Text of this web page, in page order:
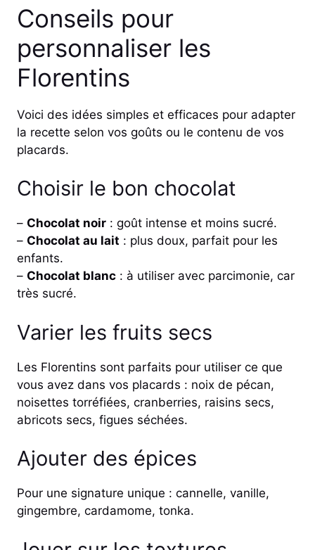
Conseils pour
personnaliser les
Florentins
Voici des idées simples et efficaces pour adapter
la recette selon vos goûts ou le contenu de vos
placards.
Choisir le bon chocolat
– Chocolat noir : goût intense et moins sucré.
– Chocolat au lait : plus doux, parfait pour les
enfants.
– Chocolat blanc : à utiliser avec parcimonie, car
très sucré.
Varier les fruits secs
Les Florentins sont parfaits pour utiliser ce que
vous avez dans vos placards : noix de pécan,
noisettes torréfiées, cranberries, raisins secs,
abricots secs, figues séchées.
Ajouter des épices
Pour une signature unique : cannelle, vanille,
gingembre, cardamome, tonka.